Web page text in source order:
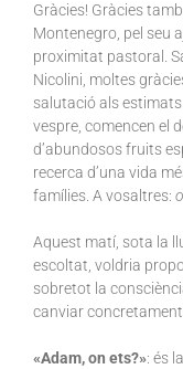
Gràcies! Gràcies
Montenegro, pel seu
proximitat pastoral.
Nicolini, moltes
salutació als
vespre, comencen el
d’abundosos fruits
recerca d’una vida
famílies. A vosaltres:
Aquest matí, sota la
escoltat, voldria
sobretot la
canviar
«Adam, on ets?»: és